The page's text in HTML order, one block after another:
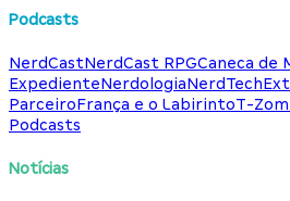
Podcasts
NerdCastNerdCast RPGCaneca de
ExpedienteNerdologiaNerdTech
ParceiroFrança e o LabirintoT-
Podcasts
Notícias